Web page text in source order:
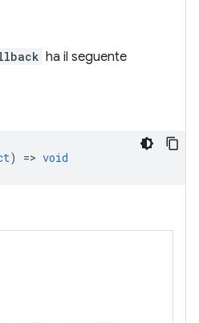
ha il seguente
) => void